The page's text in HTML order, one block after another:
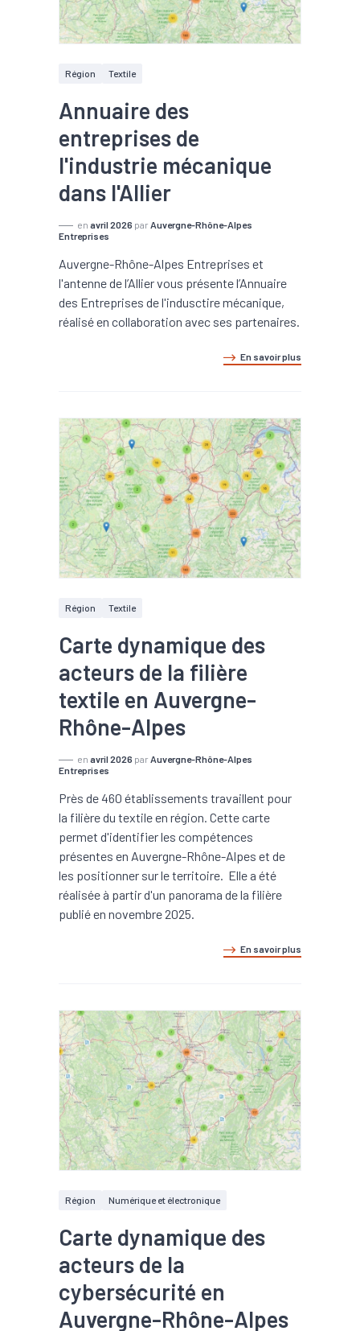
Région Textile
Annuaire des
entreprises de
l'industrie mécanique
dans l'Allier
en avril 2026 par Auvergne-Rhône-Alpes
Entreprises
Auvergne-Rhône-Alpes Entreprises et
l'antenne de l’Allier vous présente l’Annuaire
des Entreprises de l'indusctire mécanique,
réalisé en collaboration avec ses partenaires.
En savoir plus
Région Textile
Carte dynamique des
acteurs de la filière
textile en Auvergne-
Rhône-Alpes
en avril 2026 par Auvergne-Rhône-Alpes
Entreprises
Près de 460 établissements travaillent pour
la filière du textile en région. Cette carte
permet d'identifier les compétences
présentes en Auvergne-Rhône-Alpes et de
les positionner sur le territoire. Elle a été
réalisée à partir d'un panorama de la filière
publié en novembre 2025.
En savoir plus
Région Numérique et électronique
Carte dynamique des
acteurs de la
cybersécurité en
Auvergne-Rhône-Alpes